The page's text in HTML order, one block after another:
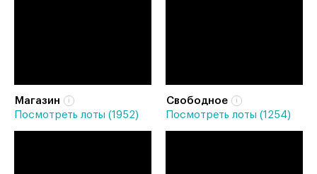
Магазин
Посмотреть лоты (1952)
Свободное
Посмотреть лоты (1254)